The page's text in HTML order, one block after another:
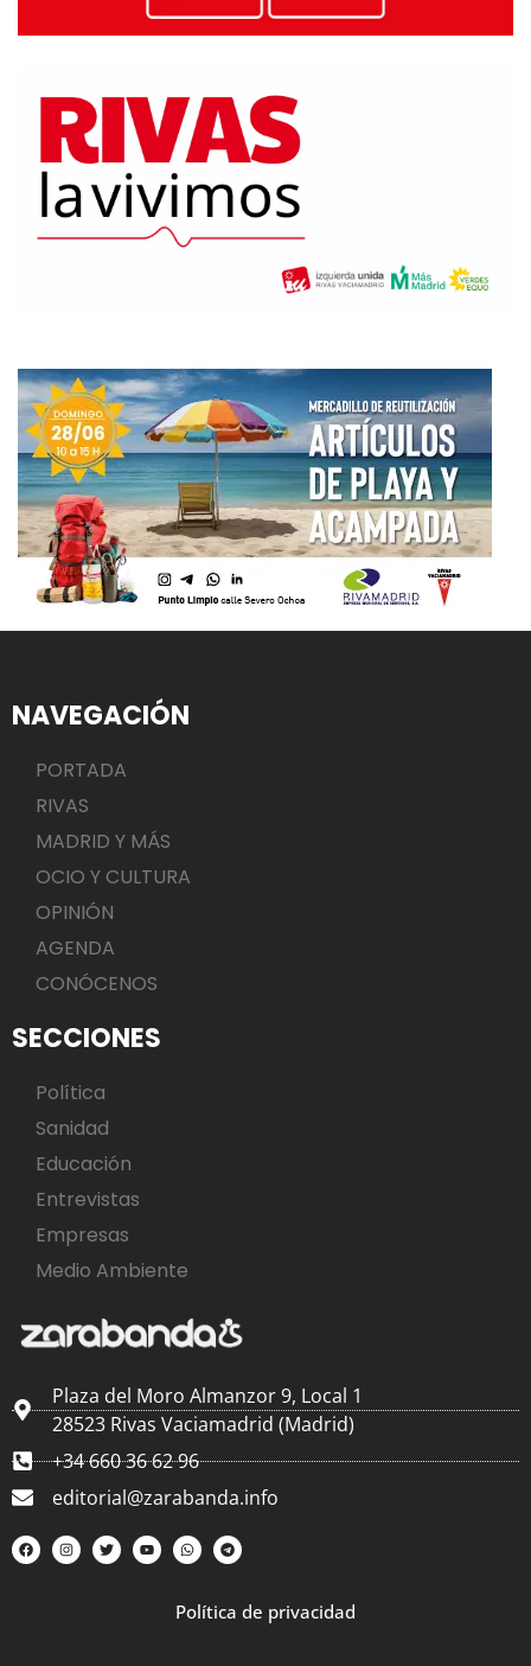
NAVEGACIÓN
PORTADA
RIVAS
MADRID Y MÁS
OCIO Y CULTURA
OPINIÓN
AGENDA
CONÓCENOS
SECCIONES
Política
Sanidad
Educación
Entrevistas
Empresas
Medio Ambiente
Plaza del Moro Almanzor 9, Local 1
28523 Rivas Vaciamadrid (Madrid)
+34 660 36 62 96
editorial@zarabanda.info
Política de privacidad